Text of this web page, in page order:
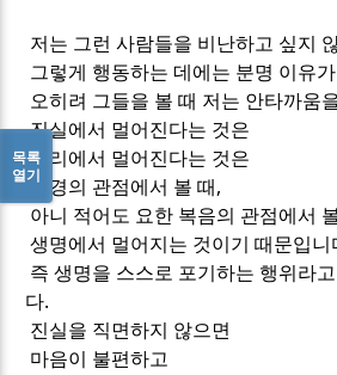
저는 그런 사람들을 비난하고 싶지
그렇게 행동하는 데에는 분명 이유
오히려 그들을 볼 때 저는 안타까움
진실에서 멀어진다는 것은
진리에서 멀어진다는 것은
성경의 관점에서 볼 때,
아니 적어도 요한 복음의 관점에서
생명에서 멀어지는 것이기 때문입니
즉 생명을 스스로 포기하는 행위라
다.
진실을 직면하지 않으면
마음이 불편하고
목록
열기